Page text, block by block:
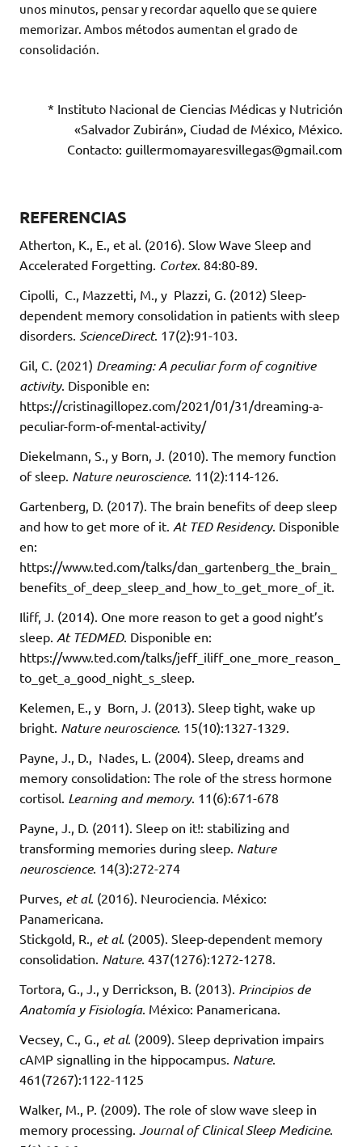
unos minutos, pensar y recordar aquello que se quiere
memorizar. Ambos métodos aumentan el grado de
consolidación.
* Instituto Nacional de Ciencias Médicas y Nutrición
«Salvador Zubirán», Ciudad de México, México.
Contacto: guillermomayaresvillegas@gmail.com
REFERENCIAS
Atherton, K., E., et al. (2016). Slow Wave Sleep and
Accelerated Forgetting. Cortex. 84:80-89.
Cipolli, C., Mazzetti, M., y Plazzi, G. (2012) Sleep-
dependent memory consolidation in patients with sleep
disorders. ScienceDirect. 17(2):91-103.
Gil, C. (2021) Dreaming: A peculiar form of cognitive
activity. Disponible en:
https://cristinagillopez.com/2021/01/31/dreaming-a-
peculiar-form-of-mental-activity/
Diekelmann, S., y Born, J. (2010). The memory function
of sleep. Nature neuroscience. 11(2):114-126.
Gartenberg, D. (2017). The brain benefits of deep sleep
and how to get more of it. At TED Residency. Disponible
en:
https://www.ted.com/talks/dan_gartenberg_the_brain_
benefits_of_deep_sleep_and_how_to_get_more_of_it.
Iliff, J. (2014). One more reason to get a good night’s
sleep. At TEDMED. Disponible en:
https://www.ted.com/talks/jeff_iliff_one_more_reason_
to_get_a_good_night_s_sleep.
Kelemen, E., y Born, J. (2013). Sleep tight, wake up
bright. Nature neuroscience. 15(10):1327-1329.
Payne, J., D., Nades, L. (2004). Sleep, dreams and
memory consolidation: The role of the stress hormone
cortisol. Learning and memory. 11(6):671-678
Payne, J., D. (2011). Sleep on it!: stabilizing and
transforming memories during sleep. Nature
neuroscience. 14(3):272-274
Purves, et al. (2016). Neurociencia. México:
Panamericana.
Stickgold, R., et al. (2005). Sleep-dependent memory
consolidation. Nature. 437(1276):1272-1278.
Tortora, G., J., y Derrickson, B. (2013). Principios de
Anatomía y Fisiología. México: Panamericana.
Vecsey, C., G., et al. (2009). Sleep deprivation impairs
cAMP signalling in the hippocampus. Nature.
461(7267):1122-1125
Walker, M., P. (2009). The role of slow wave sleep in
memory processing. Journal of Clinical Sleep Medicine.